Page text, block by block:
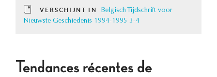
VERSCHIJNT IN
Belgisch Tijdschrift voor
Nieuwste Geschiedenis 1994-1995 3-4
Tendances récentes de